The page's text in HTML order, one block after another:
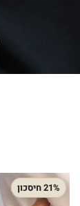
21% חיסכון